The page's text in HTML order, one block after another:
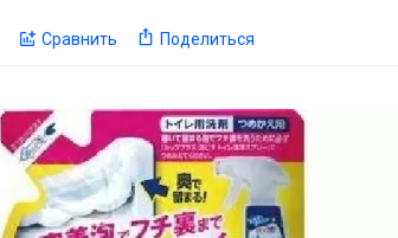
Сравнить Поделиться